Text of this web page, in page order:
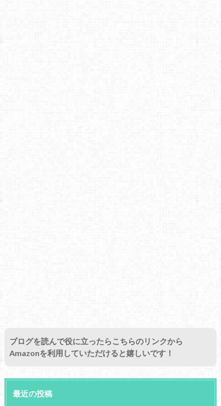
ブログを読んで役に立ったらこちらのリンクから
Amazonを利用していただけると嬉しいです！
最近の投稿